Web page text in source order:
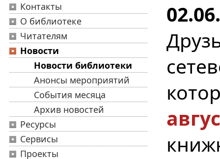
Контакты
О библиотеке
Читателям
Новости
Новости библиотеки
Анонсы мероприятий
События месяца
Архив новостей
Ресурсы
Сервисы
Проекты